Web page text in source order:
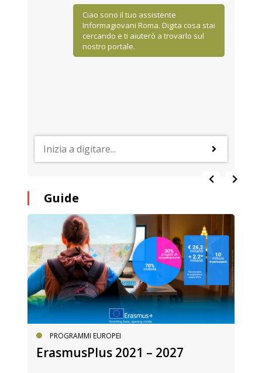
Ciao sono il tuo assistente
Informagiovani Roma. Digita cosa stai
cercando e ti aiuterò a trovarlo sul
nostro portale.
Guide
PROGRAMMI EUROPEI
ErasmusPlus 2021 – 2027